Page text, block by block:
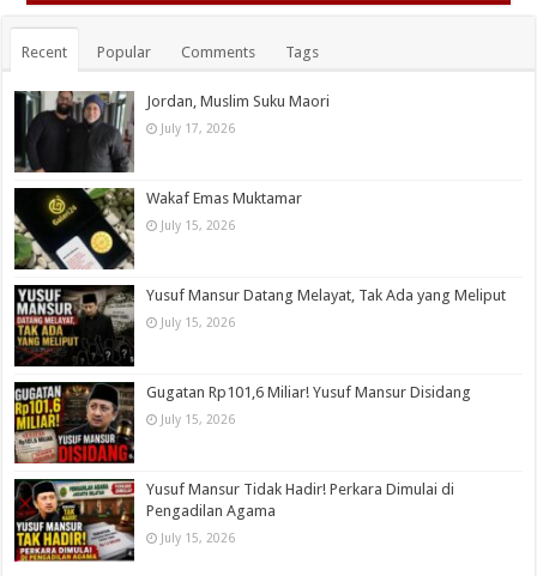
Recent Popular Comments Tags
Jordan, Muslim Suku Maori
July 17, 2026
Wakaf Emas Muktamar
July 15, 2026
Yusuf Mansur Datang Melayat, Tak Ada yang Meliput
July 15, 2026
Gugatan Rp101,6 Miliar! Yusuf Mansur Disidang
July 15, 2026
Yusuf Mansur Tidak Hadir! Perkara Dimulai di
Pengadilan Agama
July 15, 2026